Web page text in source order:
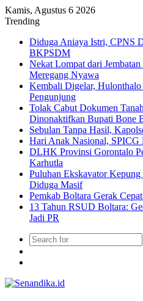
Kamis, Agustus 6 2026
Trending
Diduga Aniaya Istri, CPNS
BKPSDM
Nekat Lompat dari
Meregang Nyawa
Kembali Digelar,
Pengunjung
Tolak Cabut Dokumen
Dinonaktifkan Bupati Bone
Sebulan Tanpa Hasil,
Hari Anak Nasional, SPICG
DLHK Provinsi Gorontalo
Karhutla
Puluhan Ekskavator
Diduga Masif
Pemkab Boltara Gerak
13 Tahun RSUD Boltara:
Jadi PR